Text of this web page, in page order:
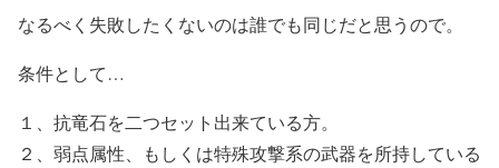
なるべく失敗したくないのは誰でも同じだと思うので。
条件として…
１、抗竜石を二つセット出来ている方。
２、弱点属性、もしくは特殊攻撃系の武器を所持している